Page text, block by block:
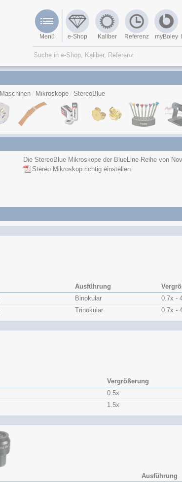
Menü e-Shop Kaliber Referenz myBoley
Maschinen Mikroskope StereoBlue
Die StereoBlue Mikroskope der BlueLine-Reihe von
Stereo Mikroskop richtig einstellen
Ausführung
Binokular 0.7x -
Trinokular 0.7x -
Vergrößerung
0.5x
1.5x
Ausführung